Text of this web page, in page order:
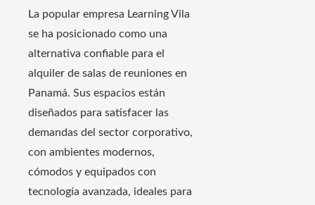
La popular empresa Learning Vila
se ha posicionado como una
alternativa confiable para el
alquiler de salas de reuniones en
Panamá. Sus espacios están
diseñados para satisfacer las
demandas del sector corporativo,
con ambientes modernos,
cómodos y equipados con
tecnología avanzada, ideales para